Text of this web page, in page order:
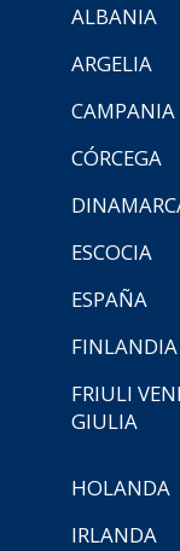
ALBANIA
ARGELIA
CAMPANIA
CÓRCEGA
ESCOCIA
ESPAÑA
FINLANDIA
FRIULI
GIULIA
HOLANDA
IRLANDA